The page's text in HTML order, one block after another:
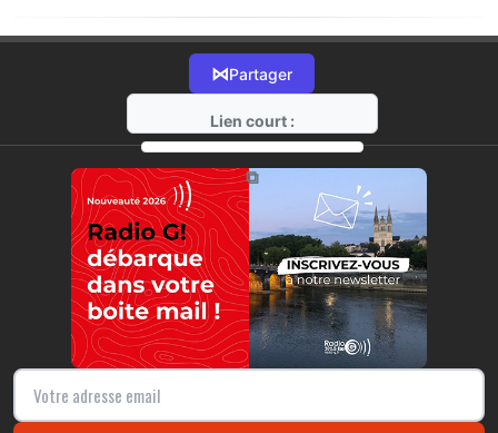
⋈Partager
Lien court :
https://radio-g.fr?22146
⧉